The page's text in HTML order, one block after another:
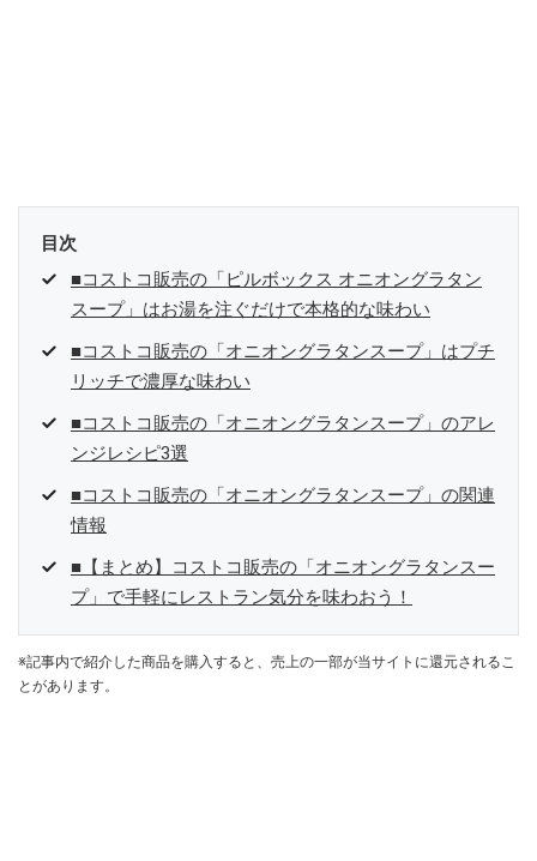
目次
■コストコ販売の「ピルボックス オニオングラタン
スープ」はお湯を注ぐだけで本格的な味わい
■コストコ販売の「オニオングラタンスープ」はプチ
リッチで濃厚な味わい
■コストコ販売の「オニオングラタンスープ」のアレ
ンジレシピ3選
■コストコ販売の「オニオングラタンスープ」の関連
情報
■【まとめ】コストコ販売の「オニオングラタンスー
プ」で手軽にレストラン気分を味わおう！
※記事内で紹介した商品を購入すると、売上の一部が当サイトに還元されるこ
とがあります。